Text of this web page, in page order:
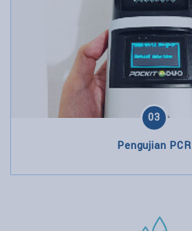
03
Pengujian PCR